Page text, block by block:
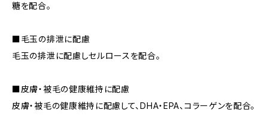
糖を配合。
■毛玉の排泄に配慮
毛玉の排泄に配慮しセルロースを配合。
■皮膚・被毛の健康維持に配慮
皮膚・被毛の健康維持に配慮して、DHA・EPA、コラーゲンを配合。